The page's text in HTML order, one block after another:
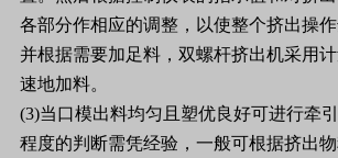
各部分作相应的调整，以使整个挤出操作
并根据需要加足料，双螺杆挤出机采用
速地加料。
(3)当口模出料均匀且塑优良好可进行牵
程度的判断需凭经验，一般可根据挤出